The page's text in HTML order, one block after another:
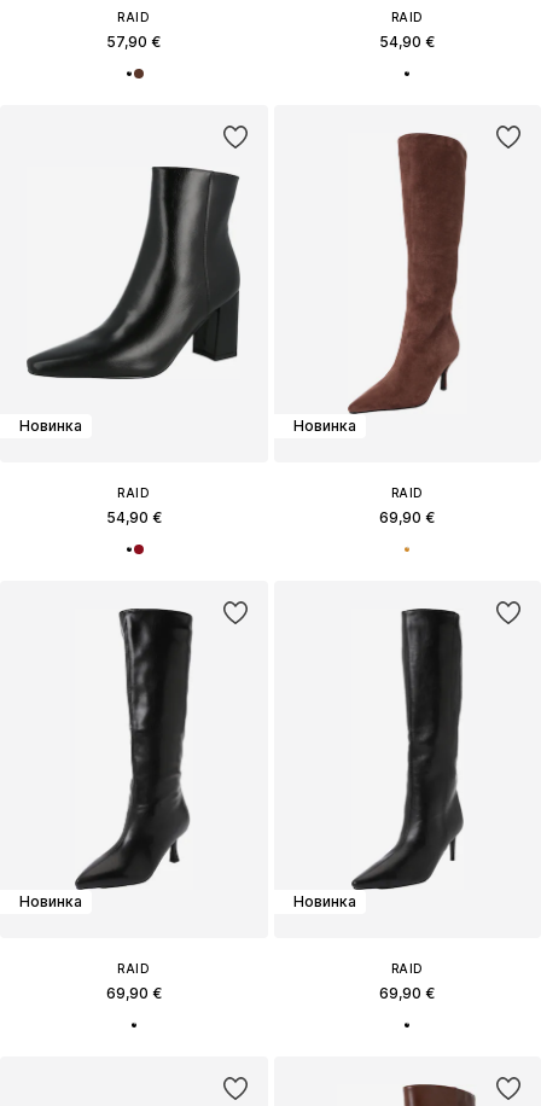
RAID
57,90 €
RAID
54,90 €
Новинка
RAID
54,90 €
Новинка
RAID
69,90 €
Новинка
RAID
69,90 €
Новинка
RAID
69,90 €